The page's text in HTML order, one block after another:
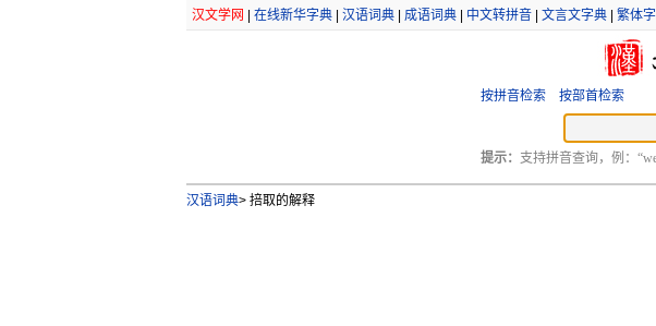
汉文学网 在线新华字典| 汉语词典| 成语词典| 中文转拼音| 文言文字典| 繁体
按拼音检索 按部首检索
提示： 支持拼音查询，例：
汉语词典>掊取的解释